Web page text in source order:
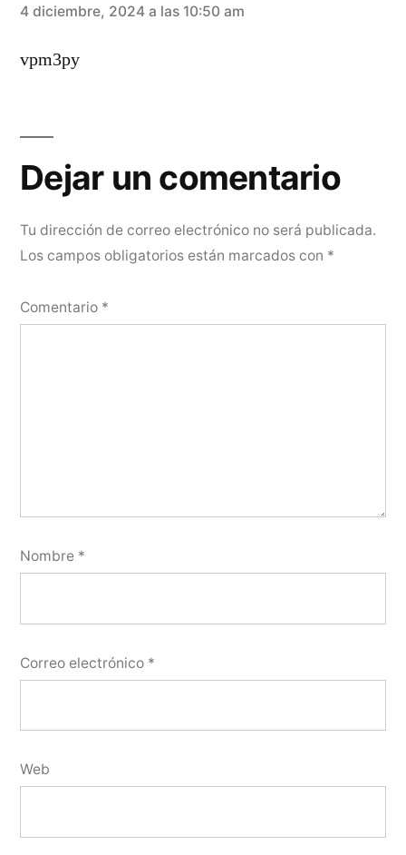
dice:
4 diciembre, 2024 a las 10:50 am
vpm3py
Dejar
un
comentario
Tu dirección de correo electrónico no será publicada.
Los campos obligatorios están marcados con *
Comentario *
Nombre *
Correo electrónico *
Web
Dejar un comentario